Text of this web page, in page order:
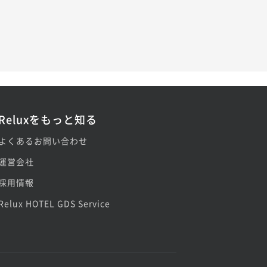
をもっと知る
よくあるお問い合わせ
営会社
用情報
HOTEL GDS Service